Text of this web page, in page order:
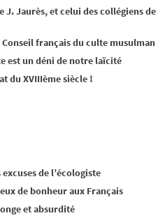
J. Jaurès, et celui des collégiens de
français du culte musulman
est un déni de notre laïcité
du XVIIIème siècle !
de l’écologiste
de bonheur aux Français
et absurdité